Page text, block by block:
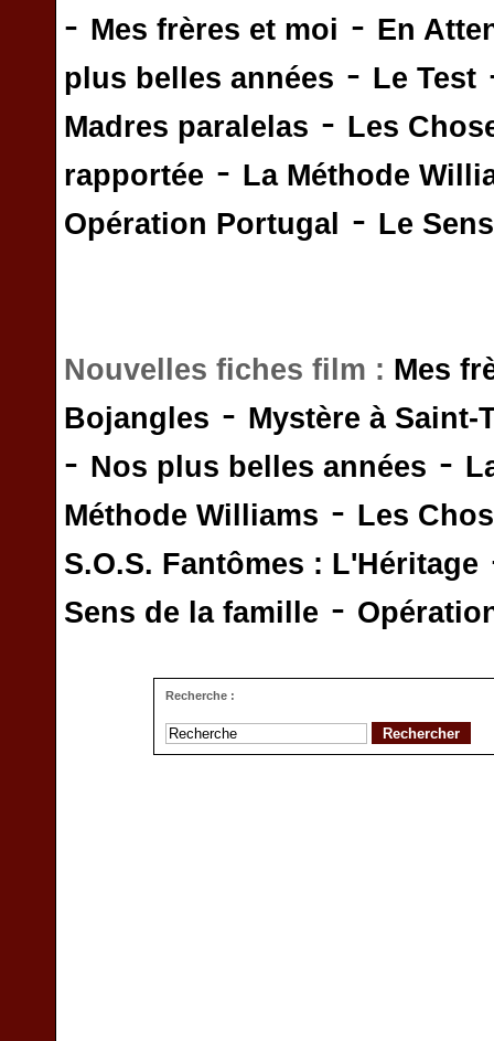
- Mes frères et moi - En
plus belles années - Le Test
Madres paralelas - Les
rapportée - La Méthode
Opération Portugal
- Le
Nouvelles fiches film : Mes
Bojangles - Mystère à Saint-
- Nos plus belles années -
Méthode Williams - Les
S.O.S. Fantômes : L'Héritage
Sens de la famille -
Recherche :